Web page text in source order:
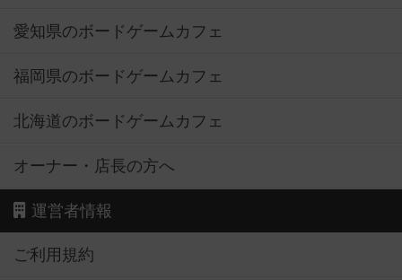
愛知県のボードゲームカフェ
福岡県のボードゲームカフェ
北海道のボードゲームカフェ
オーナー・店長の方へ
運営者情報
ご利用規約